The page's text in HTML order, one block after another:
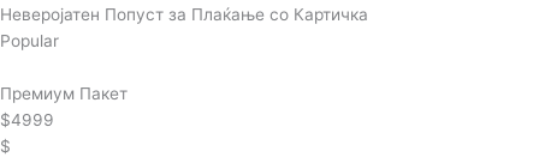
Неверојатен Попуст за Плаќање со Картичка
Popular
Премиум Пакет
$4999
$